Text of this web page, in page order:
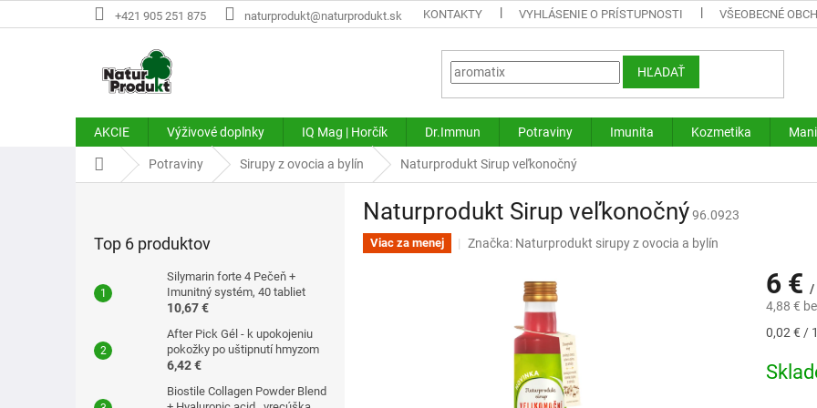
na
+421 905 251 875 naturprodukt@naturprodukt.sk KONTAKTY VYHLÁSENIE O PRÍSTUPNOSTI VŠEOBECNÉ
HĽADAŤ
AKCIE Výživové doplnky IQ Mag | Horčík Dr.Immun Potraviny Imunita Kozmetika
DomovPotraviny Sirupy z ovocia a bylín Naturprodukt Sirup veľkonočný
Top 6 produktov
Silymarin forte 4 Pečeň +
Imunitný systém, 40 tabliet
10,67 €
After Pick Gél - k upokojeniu
pokožky po uštipnutí hmyzom
6,42 €
Biostile Collagen Powder Blend
Naturprodukt Sirup veľkonočný96.0923
Viac za menej Značka: Naturprodukt sirupy z ovocia a bylín
6 € /
4,88 €
0,02 € /